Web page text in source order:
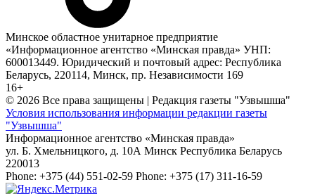
Минское областное унитарное предприятие
«Информационное агентство «Минская правда» УНП:
600013449. Юридический и почтовый адрес: Республика
Беларусь, 220114, Минск, пр. Независимости 169
16+
© 2026 Все права защищены | Редакция газеты "Узвышша"
Условия использования информации редакции газеты
"Узвышша"
Информационное агентство «Минская правда»
ул. Б. Хмельницкого, д. 10А Минск Республика Беларусь
220013
Phone: +375 (44) 551-02-59 Phone: +375 (17) 311-16-59